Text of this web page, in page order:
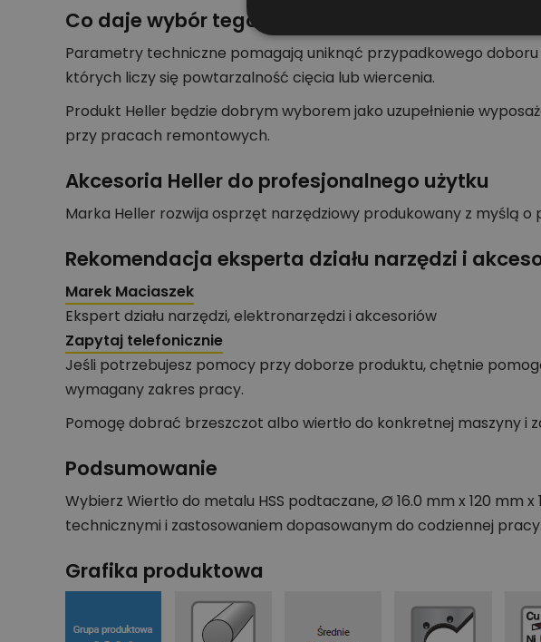
Co daje wybór tego wariantu
Parametry techniczne pomagają uniknąć przypadkowego
których liczy się powtarzalność cięcia lub wiercenia.
Produkt Heller będzie dobrym wyborem jako uzupełnienie
przy pracach remontowych.
Akcesoria Heller do profesjonalnego użytku
Marka Heller rozwija osprzęt narzędziowy produkowany z myślą
Rekomendacja eksperta działu narzędzi i
Marek Maciaszek
Ekspert działu narzędzi, elektronarzędzi i akcesoriów
Zapytaj telefonicznie
Jeśli potrzebujesz pomocy przy doborze produktu, chętnie
wymagany zakres pracy.
Pomogę dobrać brzeszczot albo wiertło do konkretnej maszyny i
Podsumowanie
Wybierz Wiertło do metalu HSS podtaczane, Ø 16.0 mm x 120
technicznymi i zastosowaniem dopasowanym do codziennej pracy.
Grafika produktowa